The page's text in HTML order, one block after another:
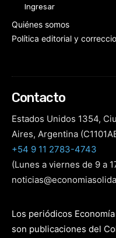
Ingresar
Quiénes somos
Política editorial y
Contacto
Estados Unidos 1354,
Aires, Argentina
+54 9 11 2783-4743
(Lunes a viernes de 9 a
Los periódicos
son publicaciones del